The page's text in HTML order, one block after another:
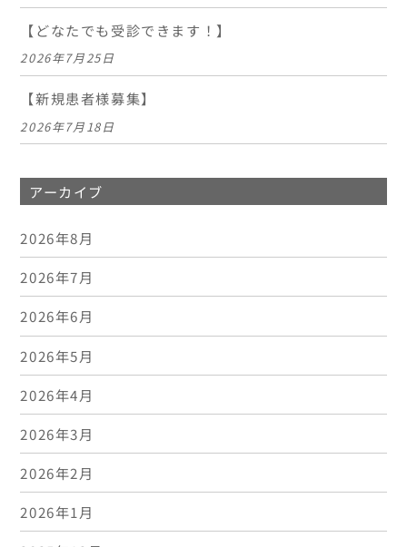
【どなたでも受診できます！】
2026年7月25日
【新規患者様募集】
2026年7月18日
アーカイブ
2026年8月
2026年7月
2026年6月
2026年5月
2026年4月
2026年3月
2026年2月
2026年1月